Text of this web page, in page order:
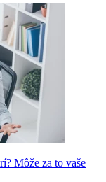
Môže za to vaše